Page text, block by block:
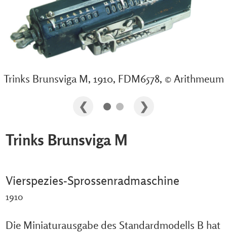
Trinks Brunsviga M, 1910, FDM6578, © Arithmeum
Trinks Brunsviga M
Vierspezies-Sprossenradmaschine
1910
Die Miniaturausgabe des Standardmodells B hat